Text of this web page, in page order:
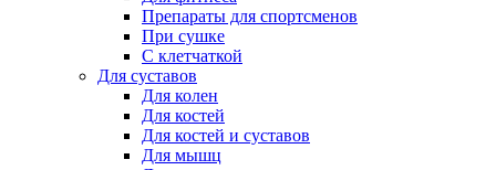
Препараты для спортсменов
При сушке
С клетчаткой
Для суставов
Для колен
Для костей
Для костей и суставов
Для мышц